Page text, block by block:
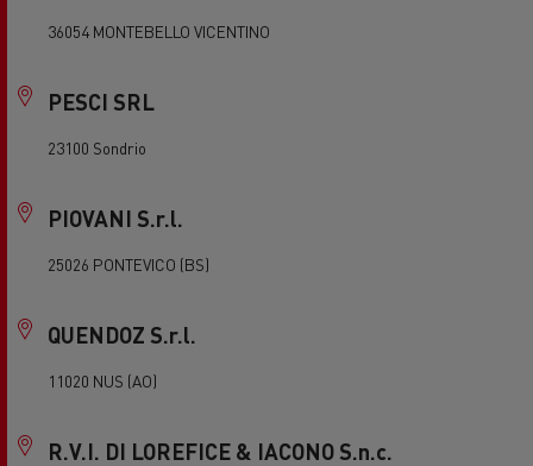
36054 MONTEBELLO VICENTINO
PESCI SRL
23100 Sondrio
PIOVANI S.r.l.
25026 PONTEVICO (BS)
QUENDOZ S.r.l.
11020 NUS (AO)
R.V.I. DI LOREFICE & IACONO S.n.c.